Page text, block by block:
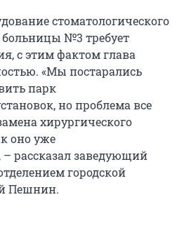
стоматологического
больницы №3 требует
с этим фактом глава
«Мы постарались
парк
но проблема все
хирургического
оно уже
– рассказал заведующий
городской
Пешнин.